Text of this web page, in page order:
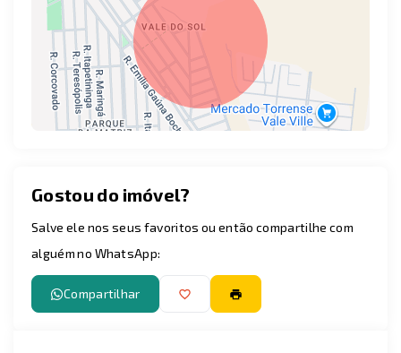
Gostou do imóvel?
Salve ele nos seus favoritos ou então compartilhe com
alguém no WhatsApp:
Compartilhar